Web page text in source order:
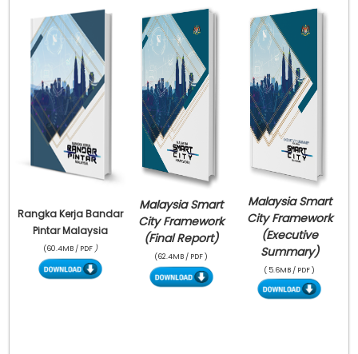
Rangka Kerja Bandar
Pintar Malaysia
(60.4MB / PDF )
Malaysia Smart
City Framework
(Final Report)
(62.4MB / PDF )
Malaysia Smart
City Framework
(Executive
Summary)
( 5.6MB / PDF )